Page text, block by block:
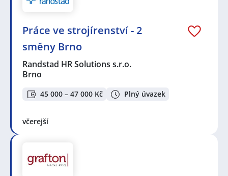
Práce ve strojírenství - 2
směny Brno
Randstad HR Solutions s.r.o.
Brno
45 000 – 47 000 Kč Plný úvazek
včerejší